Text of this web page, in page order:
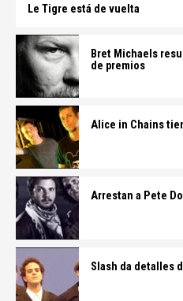
Le Tigre está de vuelta
Bret Michaels
de premios
Alice in Chains
Arrestan a Pete
Slash da detalles